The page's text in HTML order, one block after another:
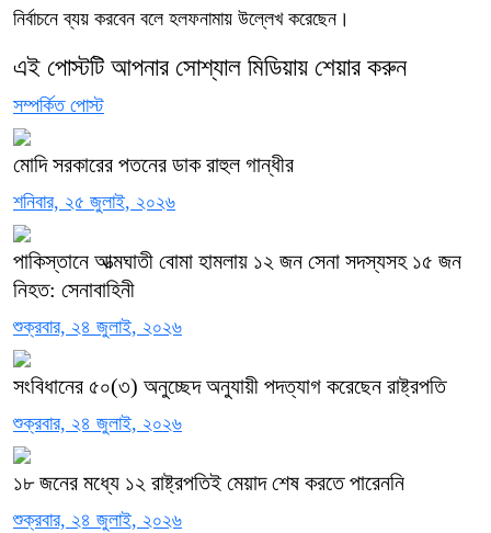
নির্বাচনে ব্যয় করবেন বলে হলফনামায় উল্লেখ করেছেন।
এই পোস্টটি আপনার সোশ্যাল মিডিয়ায় শেয়ার করুন
সম্পর্কিত পোস্ট
মোদি সরকারের পতনের ডাক রাহুল গান্ধীর
শনিবার, ২৫ জুলাই, ২০২৬
পাকিস্তানে আত্মঘাতী বোমা হামলায় ১২ জন সেনা সদস্যসহ ১৫ জন
নিহত: সেনাবাহিনী
শুক্রবার, ২৪ জুলাই, ২০২৬
সংবিধানের ৫০(৩) অনুচ্ছেদ অনুযায়ী পদত্যাগ করেছেন রাষ্ট্রপতি
শুক্রবার, ২৪ জুলাই, ২০২৬
১৮ জনের মধ্যে ১২ রাষ্ট্রপতিই মেয়াদ শেষ করতে পারেননি
শুক্রবার, ২৪ জুলাই, ২০২৬